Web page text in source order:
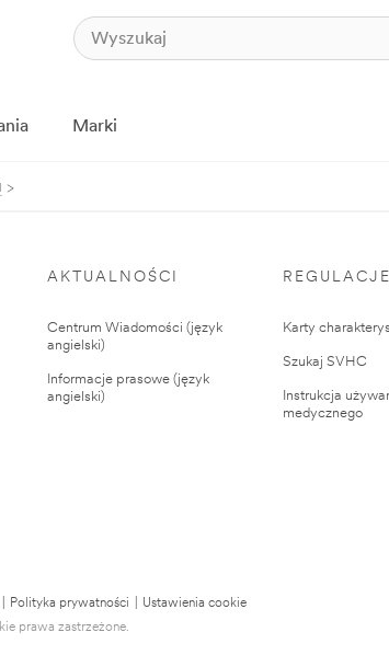
Marki
AKTUALNOŚCI
Centrum Wiadomości (język
angielski)
Informacje prasowe (język
angielski)
REGULACJE
Karty
Szukaj SVHC
Instrukcja
medycznego
Polityka prywatności
Ustawienia cookie
prawa zastrzeżone.